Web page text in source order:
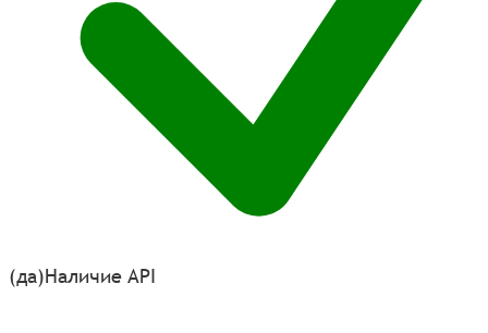
(да)Наличие API